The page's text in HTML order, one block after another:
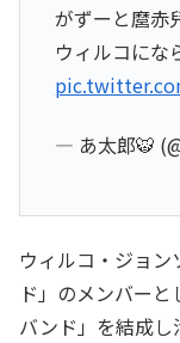
がずーと麿赤
ウィルコにな
— あ太郎🐯
ウィルコ・ジョ
ド」のメンバー
バンド」を結成し